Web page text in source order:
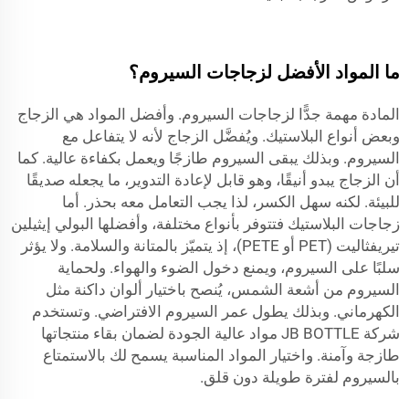
ما المواد الأفضل لزجاجات السيروم؟
المادة مهمة جدًّا لزجاجات السيروم. وأفضل المواد هي الزجاج
وبعض أنواع البلاستيك. ويُفضَّل الزجاج لأنه لا يتفاعل مع
السيروم. وبذلك يبقى السيروم طازجًا ويعمل بكفاءة عالية. كما
أن الزجاج يبدو أنيقًا، وهو قابل لإعادة التدوير، ما يجعله صديقًا
للبيئة. لكنه سهل الكسر، لذا يجب التعامل معه بحذر. أما
زجاجات البلاستيك فتتوفر بأنواع مختلفة، وأفضلها البولي إيثيلين
تيريفثاليت (PET أو PETE)، إذ يتميّز بالمتانة والسلامة. ولا يؤثر
سلبًا على السيروم، ويمنع دخول الضوء والهواء. ولحماية
السيروم من أشعة الشمس، يُنصح باختيار ألوان داكنة مثل
الكهرماني. وبذلك يطول عمر السيروم الافتراضي. وتستخدم
شركة JB BOTTLE مواد عالية الجودة لضمان بقاء منتجاتها
طازجة وآمنة. واختيار المواد المناسبة يسمح لك بالاستمتاع
بالسيروم لفترة طويلة دون قلق.